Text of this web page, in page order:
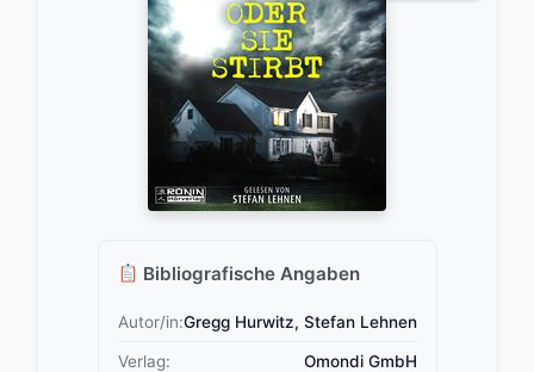
Bibliografische Angaben
Autor/in:Gregg Hurwitz, Stefan Lehnen
Verlag: Omondi GmbH